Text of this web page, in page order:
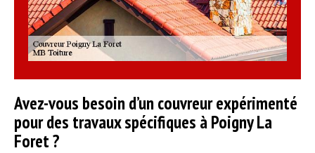
Avez-vous besoin d’un couvreur expérimenté
pour des travaux spécifiques à Poigny La
Foret ?